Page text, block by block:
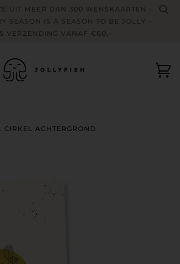
UIT MEER DAN 300 WENSKAARTEN -
SEASON IS A SEASON TO BE JOLLY -
VERZENDING VANAF €60,-
CIRKEL ACHTERGROND